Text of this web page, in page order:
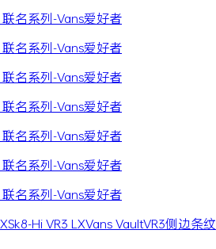
Sk8-Hi VR3 LXVans VaultVR3侧边条纹